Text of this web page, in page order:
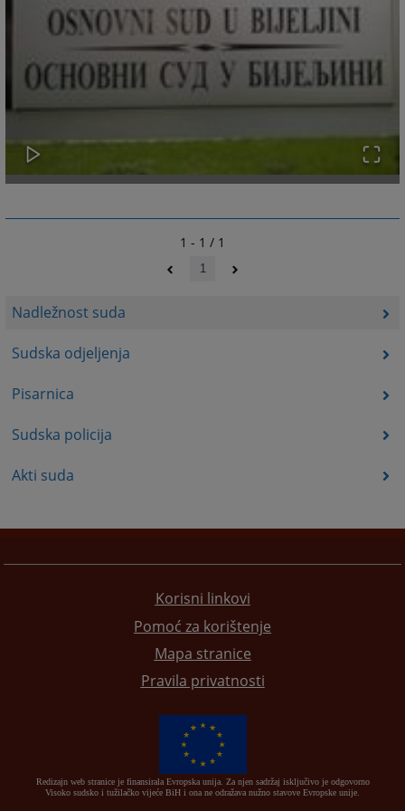
Nadležnost suda
Sudska odjeljenja
Pisarnica
Sudska policija
Akti suda
1 - 1 / 1
1
Korisni linkovi
Pomoć za korištenje
Mapa stranice
Pravila privatnosti
Redizajn web stranice je finansirala Evropska unija. Za njen sadržaj isključivo je odgovorno
Visoko sudsko i tužilačko vijeće BiH i ona ne odražava nužno stavove Evropske unije.